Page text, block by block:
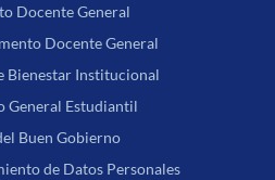
Docente General
Docente General
Bienestar Institucional
General Estudiantil
Buen Gobierno
de Datos Personales